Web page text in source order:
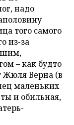
надо
того самого
из-за
– как будто
Жюля Верна (в
маленьких
и обильная,